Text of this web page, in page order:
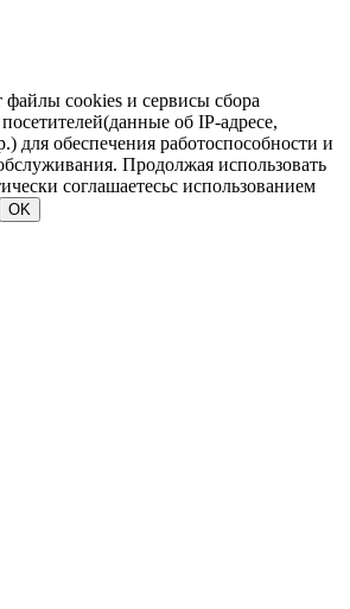
файлы cookies и сервисы сбора
об IP-адресе,
для обеспечения работоспособности и
Продолжая использовать
соглашаетесьс использованием
OK